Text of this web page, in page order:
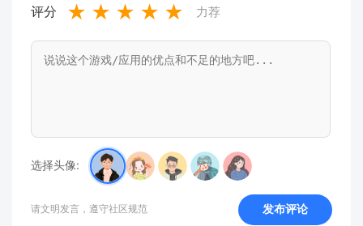
评分 ★ ★ ★ ★ ★ 力荐
选择头像:
请文明发言，遵守社区规范 发布评论